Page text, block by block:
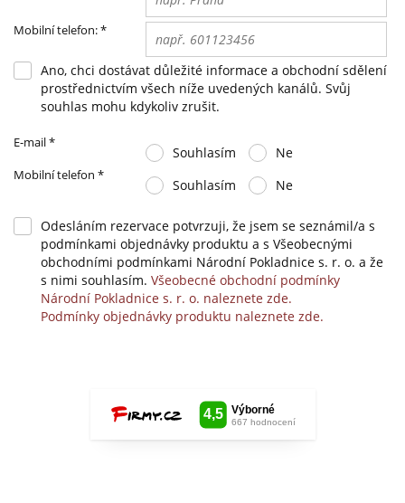
Mobilní telefon:*
Ano, chci dostávat důležité informace a obchodní sdělení
prostřednictvím všech níže uvedených kanálů. Svůj
souhlas mohu kdykoliv zrušit.
E-mail*
Souhlasím Ne
Mobilní telefon *
Souhlasím Ne
Odesláním rezervace potvrzuji, že jsem se seznámil/a s
podmínkami objednávky produktu a s Všeobecnými
obchodními podmínkami Národní Pokladnice s. r. o. a že
s nimi souhlasím. Všeobecné obchodní podmínky
Národní Pokladnice s. r. o. naleznete zde.
Podmínky objednávky produktu naleznete zde.